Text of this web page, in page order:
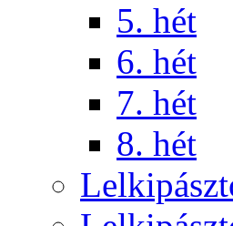
5. hét
6. hét
7. hét
8. hét